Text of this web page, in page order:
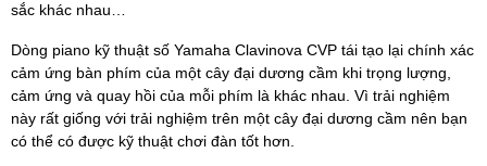
sắc khác nhau…
Dòng piano kỹ thuật số Yamaha Clavinova CVP tái tạo lại chính xác
cảm ứng bàn phím của một cây đại dương cầm khi trọng lượng,
cảm ứng và quay hồi của mỗi phím là khác nhau. Vì trải nghiệm
này rất giống với trải nghiệm trên một cây đại dương cầm nên bạn
có thể có được kỹ thuật chơi đàn tốt hơn.